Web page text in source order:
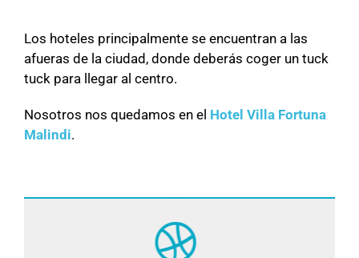
Los hoteles principalmente se encuentran a las
afueras de la ciudad, donde deberás coger un tuck
tuck para llegar al centro.
Nosotros nos quedamos en el Hotel Villa Fortuna
Malindi.